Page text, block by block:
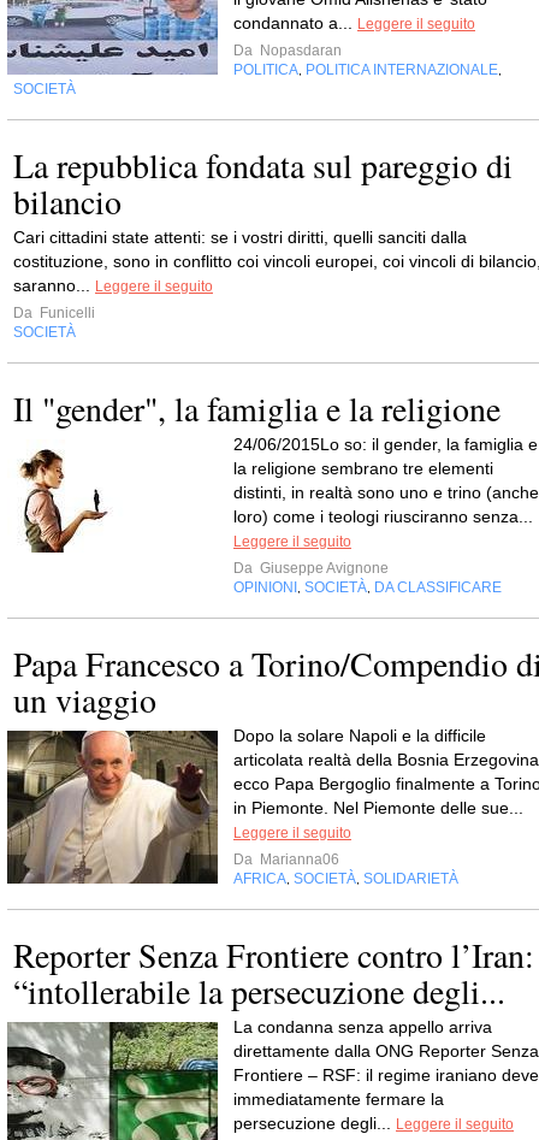
condannato a...
Leggere il seguito
Da Nopasdaran
POLITICA POLITICA INTERNAZIONALE
SOCIETÀ
La repubblica fondata sul pareggio di
bilancio
Cari cittadini state attenti: se i vostri diritti, quelli sanciti dalla
costituzione, sono in conflitto coi vincoli europei, coi vincoli di
saranno...
Leggere il seguito
Da Funicelli
SOCIETÀ
Il "gender", la famiglia e la religione
24/06/2015Lo so: il gender, la famiglia e
la religione sembrano tre elementi
distinti, in realtà sono uno e trino (anche
loro) come i teologi riusciranno senza...
Leggere il seguito
Da Giuseppe Avignone
OPINIONI
SOCIETÀ DA CLASSIFICARE
Papa Francesco a Torino/Compendio
un viaggio
Dopo la solare Napoli e la difficile
articolata realtà della Bosnia
ecco Papa Bergoglio finalmente a
in Piemonte. Nel Piemonte delle sue...
Leggere il seguito
Da Marianna06
AFRICA SOCIETÀ SOLIDARIETÀ
Reporter Senza Frontiere contro l’Iran:
“intollerabile la persecuzione degli...
La condanna senza appello arriva
direttamente dalla ONG Reporter Senza
Frontiere – RSF: il regime iraniano deve
immediatamente fermare la
persecuzione degli...
Leggere il seguito